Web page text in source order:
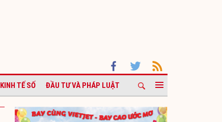
KINH TẾ SỐ ĐẦU TƯ VÀ PHÁP LUẬT